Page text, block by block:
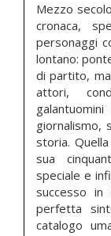
Mezzo
cronaca,
personaggi
lontano:
di partito,
attori,
giornalismo,
storia.
sua
speciale e
successo
perfetta
catalogo